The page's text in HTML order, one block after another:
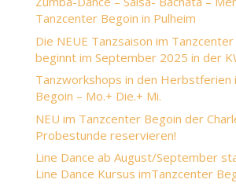
Tanzcenter Begoin in Pulheim
Die NEUE Tanzsaison im
beginnt im September 2025 in der
Tanzworkshops in den Herbstferien
Begoin – Mo.+ Die.+ Mi.
NEU im Tanzcenter Begoin der
Probestunde reservieren!
Line Dance ab August/September
Line Dance Kursus imTanzcenter